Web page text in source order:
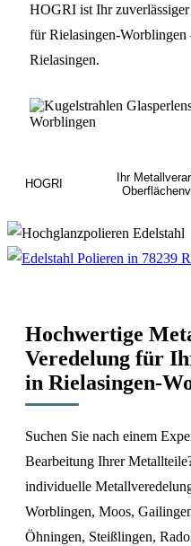
HOGRI ist Ihr
für Rielasingen-
Rielasingen.
HOGRI
Ihr
Hochwertige
Veredelung für
in Rielasingen-
Suchen Sie nach einem
Bearbeitung Ihrer
individuelle
Worblingen, Moos,
Öhningen, Steißlingen,